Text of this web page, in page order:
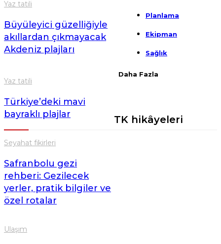
Yaz tatili
Büyüleyici güzelliğiyle
akıllardan çıkmayacak
Akdeniz plajları
Yaz tatili
Türkiye’deki mavi
bayraklı plajlar
Seyahat fikirleri
Safranbolu gezi
rehberi: Gezilecek
yerler, pratik bilgiler ve
özel rotalar
Planlama
Ekipman
Sağlık
Daha Fazla
Ulaşım
TK hikâyeleri